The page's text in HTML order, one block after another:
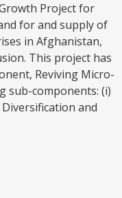
Project for
for and supply of
in Afghanistan,
This project has
Reviving Micro-
sub-components: (i)
and